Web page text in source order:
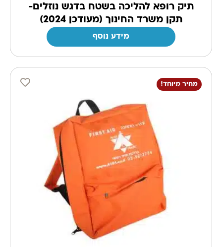
תיק רופא להליכה בשטח בדגש נוזלים-
תקן משרד החינוך (מעודכן 2024)
מידע נוסף
מחיר מיוחד!